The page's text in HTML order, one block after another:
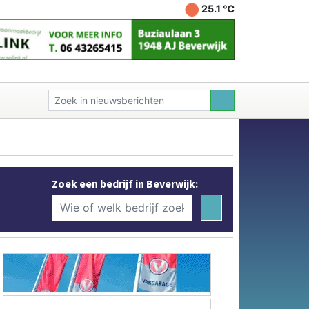
25.1 ℃
Zoek een bedrijf in Beverwijk: